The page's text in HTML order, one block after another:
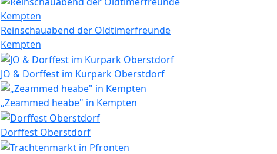
Reinschauabend der Oldtimerfreunde
Kempten
JO & Dorffest im Kurpark Oberstdorf
„Zeammed heabe" in Kempten
Dorffest Oberstdorf